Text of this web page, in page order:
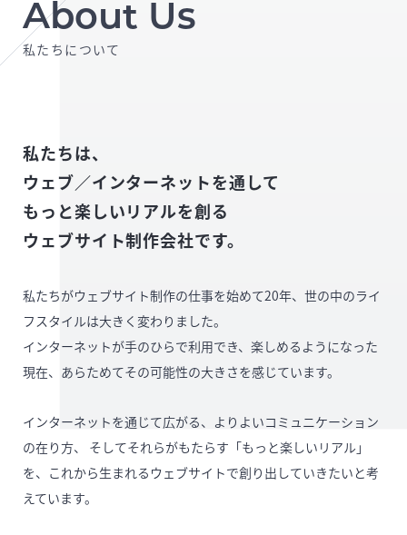
About Us
私たちについて
私たちは、
ウェブ／インターネットを通して
もっと楽しいリアルを創る
ウェブサイト制作会社です。
私たちがウェブサイト制作の仕事を始めて20年、世の中のライ
フスタイルは大きく変わりました。
インターネットが手のひらで利用でき、楽しめるようになった
現在、あらためてその可能性の大きさを感じています。
インターネットを通じて広がる、よりよいコミュニケーション
の在り方、
そしてそれらがもたらす「もっと楽しいリアル」
を、これから生まれるウェブサイトで創り出していきたいと考
えています。